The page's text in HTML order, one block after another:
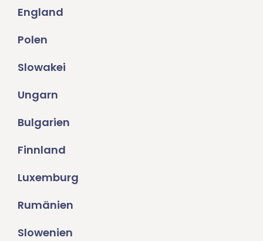
England
Polen
Slowakei
Ungarn
Bulgarien
Finnland
Luxemburg
Rumänien
Slowenien